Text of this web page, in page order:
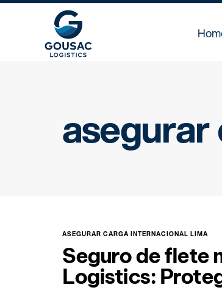
ASEGURAR CARGA INTERNACIONAL LIMA
Seguro de flete
Logistics: